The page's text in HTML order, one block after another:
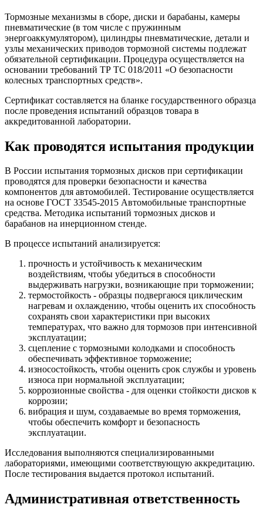
Тормозные механизмы в сборе, диски и барабаны, камеры
пневматические (в том числе с пружинным
энергоаккумулятором), цилиндры пневматические, детали и
узлы механических приводов тормозной системы подлежат
обязательной сертификации. Процедура осуществляется на
основании требований ТР ТС 018/2011 «О безопасности
колесных транспортных средств».
Сертификат составляется на бланке государственного образца
после проведения испытаний образцов товара в
аккредитованной лаборатории.
Как проводятся испытания продукции
В России испытания тормозных дисков при сертификации
проводятся для проверки безопасности и качества
компонентов для автомобилей. Тестирование осуществляется
на основе ГОСТ 33545-2015 Автомобильные транспортные
средства. Методика испытаний тормозных дисков и
барабанов на инерционном стенде.
В процессе испытаний анализируется:
прочность и устойчивость к механическим
воздействиям, чтобы убедиться в способности
выдерживать нагрузки, возникающие при торможении;
термостойкость - образцы подвергаюся циклическим
нагревам и охлаждению, чтобы оценить их способность
сохранять свои характеристики при высоких
температурах, что важно для тормозов при интенсивной
эксплуатации;
сцепление с тормозными колодками и способность
обеспечивать эффективное торможение;
износостойкость, чтобы оценить срок службы и уровень
износа при нормальной эксплуатации;
коррозионные свойства - для оценки стойкости дисков к
коррозии;
вибрация и шум, создаваемые во время торможения,
чтобы обеспечить комфорт и безопасность
эксплуатации.
Исследования выполняются специализированными
лабораториями, имеющими соответствующую аккредитацию.
После тестирования выдается протокол испытаний.
Административная ответственность